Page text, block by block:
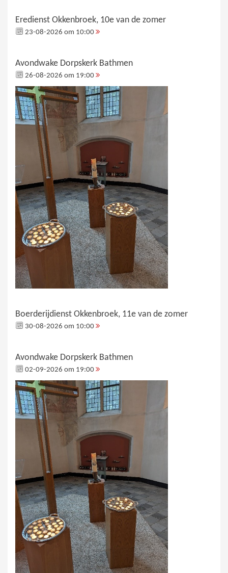
Eredienst Okkenbroek, 10e van de zomer
23-08-2026 om 10:00
Avondwake Dorpskerk Bathmen
26-08-2026 om 19:00
Boerderijdienst Okkenbroek, 11e van de zomer
30-08-2026 om 10:00
Avondwake Dorpskerk Bathmen
02-09-2026 om 19:00